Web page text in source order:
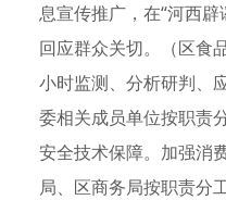
息宣传推广，在“河西
回应群众关切。（区食
小时监测、分析研判、
委相关成员单位按职责
安全技术保障。加强消
局、区商务局按职责分